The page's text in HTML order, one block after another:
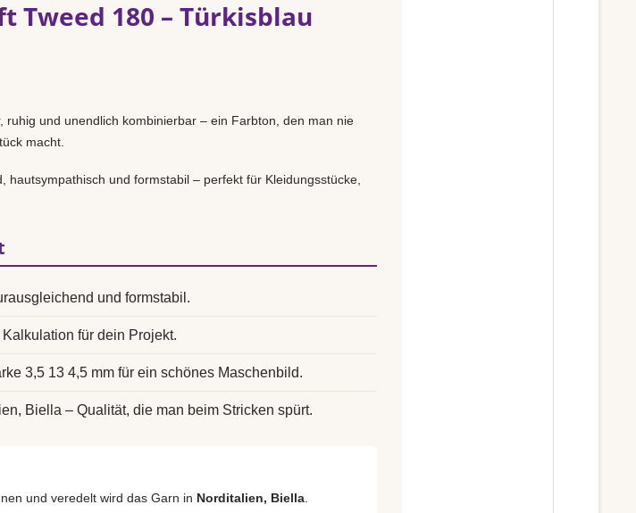
Tweed 180 – Türkisblau
ruhig und unendlich kombinierbar – ein Farbton, den man nie
macht.
und formstabil – perfekt für Kleidungsstücke,
und formstabil.
für dein Projekt.
3,5 13 4,5 mm für ein schönes Maschenbild.
Biella – Qualität, die man beim Stricken spürt.
und veredelt wird das Garn in Norditalien, Biella